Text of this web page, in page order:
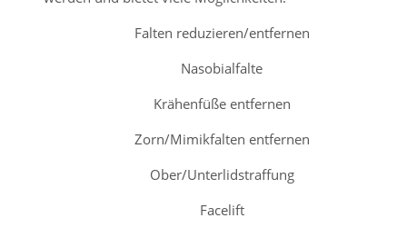
Falten reduzieren/entfernen
Nasobialfalte
Krähenfüße entfernen
Zorn/Mimikfalten entfernen
Ober/Unterlidstraffung
Facelift